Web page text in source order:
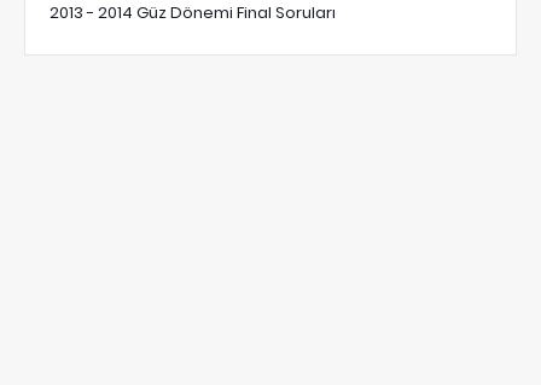
2013 - 2014 Güz Dönemi Final Soruları